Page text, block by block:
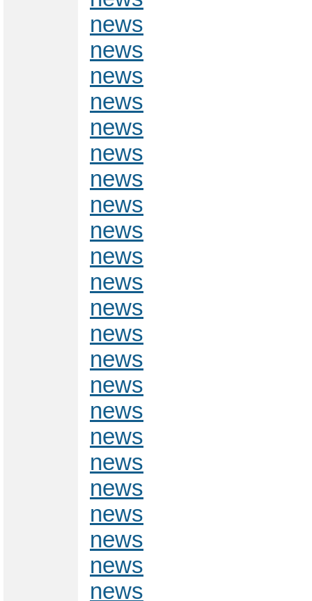
news
news
news
news
news
news
news
news
news
news
news
news
news
news
news
news
news
news
news
news
news
news
news